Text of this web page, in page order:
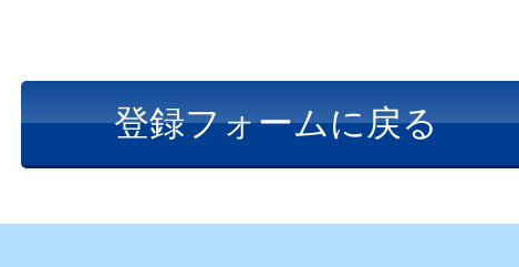
登録フォームに戻る